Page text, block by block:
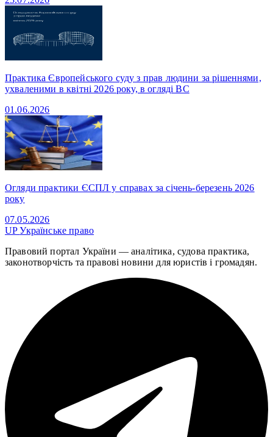
Практика Європейського суду з прав людини за рішеннями,
ухваленими в квітні 2026 року, в огляді ВС
01.06.2026
Огляди практики ЄСПЛ у справах за січень-березень 2026
року
07.05.2026
UPУкраїнське право
Правовий портал України — аналітика, судова практика,
законотворчість та правові новини для юристів і громадян.